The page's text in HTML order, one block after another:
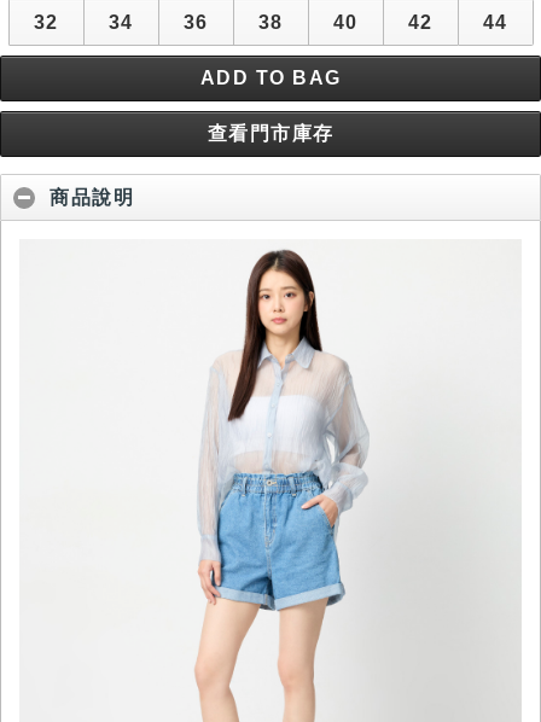
32 34 36 38 40 42 44
ADD TO BAG
查看門市庫存
商品說明